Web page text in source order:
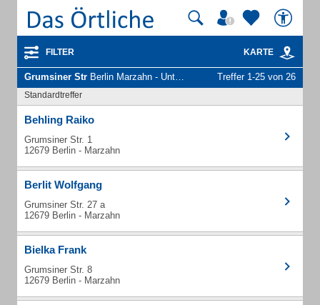
FILTER KARTE
Grumsiner Str Berlin Marzahn - Unternehmen und Personen Treffer 1-25 von 26
Standardtreffer
Behling Raiko
Grumsiner Str. 1
12679 Berlin - Marzahn
Berlit Wolfgang
Grumsiner Str. 27 a
12679 Berlin - Marzahn
Bielka Frank
Grumsiner Str. 8
12679 Berlin - Marzahn